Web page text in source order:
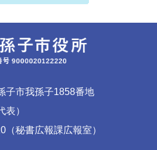
市我孫子1858番地
）
秘書広報課広報室）